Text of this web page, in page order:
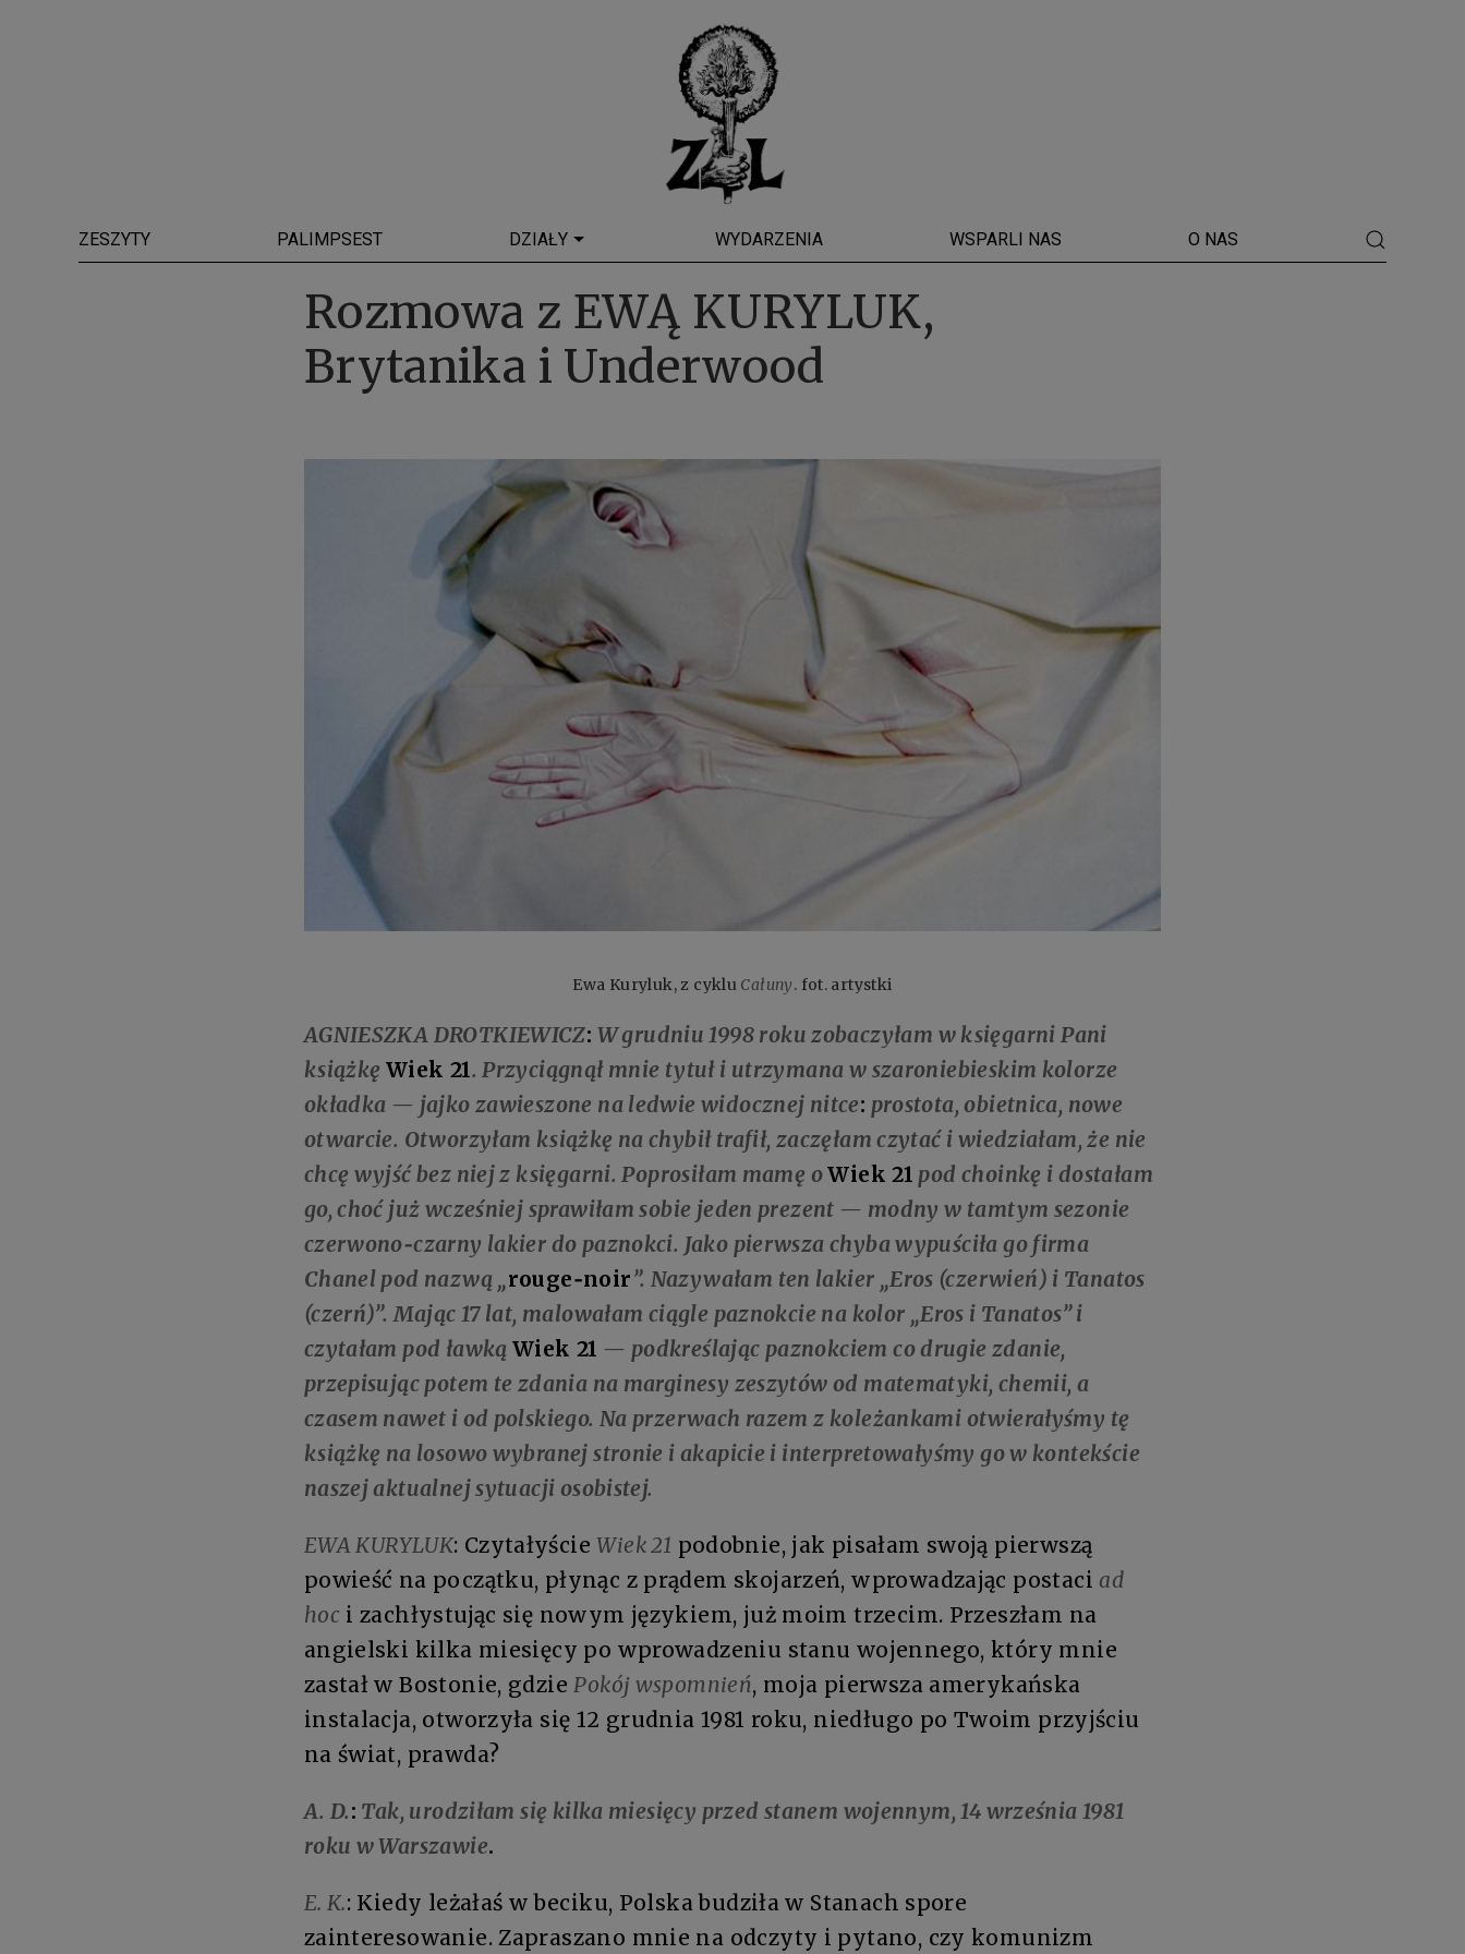
ZESZYTY PALIMPSEST DZIAŁY WYDARZENIA WSPARLI NAS O NAS
Rozmowa z EWĄ KURYLUK,
Brytanika i Underwood
Ewa Kuryluk, z cyklu Całuny. fot. artystki
AGNIESZKA DROTKIEWICZ: W grudniu 1998 roku zobaczyłam w księgarni Pani
książkę Wiek 21. Przyciągnął mnie tytuł i utrzymana w szaroniebieskim kolorze
okładka — jajko zawieszone na ledwie widocznej nitce: prostota, obietnica, nowe
otwarcie. Otworzyłam książkę na chybił trafił, zaczęłam czytać i wiedziałam, że nie
chcę wyjść bez niej z księgarni. Poprosiłam mamę oWiek 21 pod choinkę i dostałam
go, choć już wcześniej sprawiłam sobie jeden prezent — modny w tamtym sezonie
czerwono‑czarny lakier do paznokci. Jako pierwsza chyba wypuściła go firma
Chanel pod nazwą „rouge‑noir”. Nazywałam ten lakier „Eros (czerwień) i Tanatos
(czerń)”. Mając 17 lat, malowałam ciągle paznokcie na kolor „Eros i Tanatos” i
czytałam pod ławkąWiek 21 — podkreślając paznokciem co drugie zdanie,
przepisując potem te zdania na marginesy zeszytów od matematyki, chemii, a
czasem nawet i od polskiego. Na przerwach razem z koleżankami otwierałyśmy tę
książkę na losowo wybranej stronie i akapicie i interpretowałyśmy go w kontekście
naszej aktualnej sytuacji osobistej.
EWA KURYLUK: CzytałyścieWiek 21 podobnie, jak pisałam swoją pierwszą
powieść na początku, płynąc z prądem skojarzeń, wprowadzając postaci ad
hoc i zachłystując się nowym językiem, już moim trzecim. Przeszłam na
angielski kilka miesięcy po wprowadzeniu stanu wojennego, który mnie
zastał w Bostonie, gdzie Pokój wspomnień, moja pierwsza amerykańska
instalacja, otworzyła się 12 grudnia 1981 roku, niedługo po Twoim przyjściu
na świat, prawda?
A. D.: Tak, urodziłam się kilka miesięcy przed stanem wojennym, 14 września 1981
roku w Warszawie.
E. K.: Kiedy leżałaś w beciku, Polska budziła w Stanach spore
zainteresowanie. Zapraszano mnie na odczyty i pytano, czy komunizm